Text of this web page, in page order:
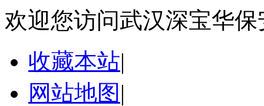
欢迎您访问武汉深宝华
收藏本站|
网站地图 |